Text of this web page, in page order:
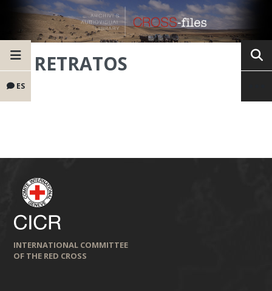
ES
RETRATOS
INTERNATIONAL COMMITTEE
OF THE RED CROSS